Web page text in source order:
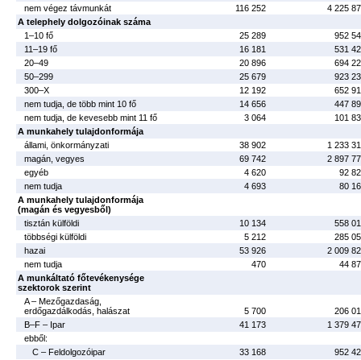
nem végez távmunkát
116 252
4 225
A telephely dolgozóinak száma
1–10 fő
25 289
952
11–19 fő
16 181
531
20–49
20 896
694
50–299
25 679
923
300–X
12 192
652
nem tudja, de több mint 10 fő
14 656
447
nem tudja, de kevesebb mint 11 fő
3 064
101
A munkahely tulajdonformája
állami, önkormányzati
38 902
1 233
magán, vegyes
69 742
2 897
egyéb
4 620
92
nem tudja
4 693
80
A munkahely tulajdonformája
(magán és vegyesből)
tisztán külföldi
10 134
558
többségi külföldi
5 212
285
hazai
53 926
2 009
nem tudja
470
44
A munkáltató főtevékenysége
szektorok szerint
A – Mezőgazdaság,
erdőgazdálkodás, halászat
5 700
206
B–F – Ipar
41 173
1 379
ebből:
C – Feldolgozóipar
33 168
952